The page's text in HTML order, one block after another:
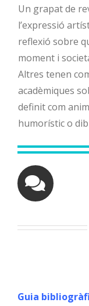
Un grapat de
l’expressió
reflexió sobre
moment i
Altres tenen
acadèmiques
definit com
humorístic o
Guia